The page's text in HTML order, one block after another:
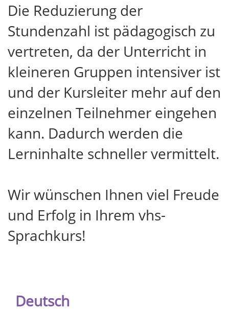
Die Reduzierung der
Stundenzahl ist pädagogisch zu
vertreten, da der Unterricht in
kleineren Gruppen intensiver ist
und der Kursleiter mehr auf den
einzelnen Teilnehmer eingehen
kann. Dadurch werden die
Lerninhalte schneller vermittelt.
Wir wünschen Ihnen viel Freude
und Erfolg in Ihrem vhs-
Sprachkurs!
Deutsch